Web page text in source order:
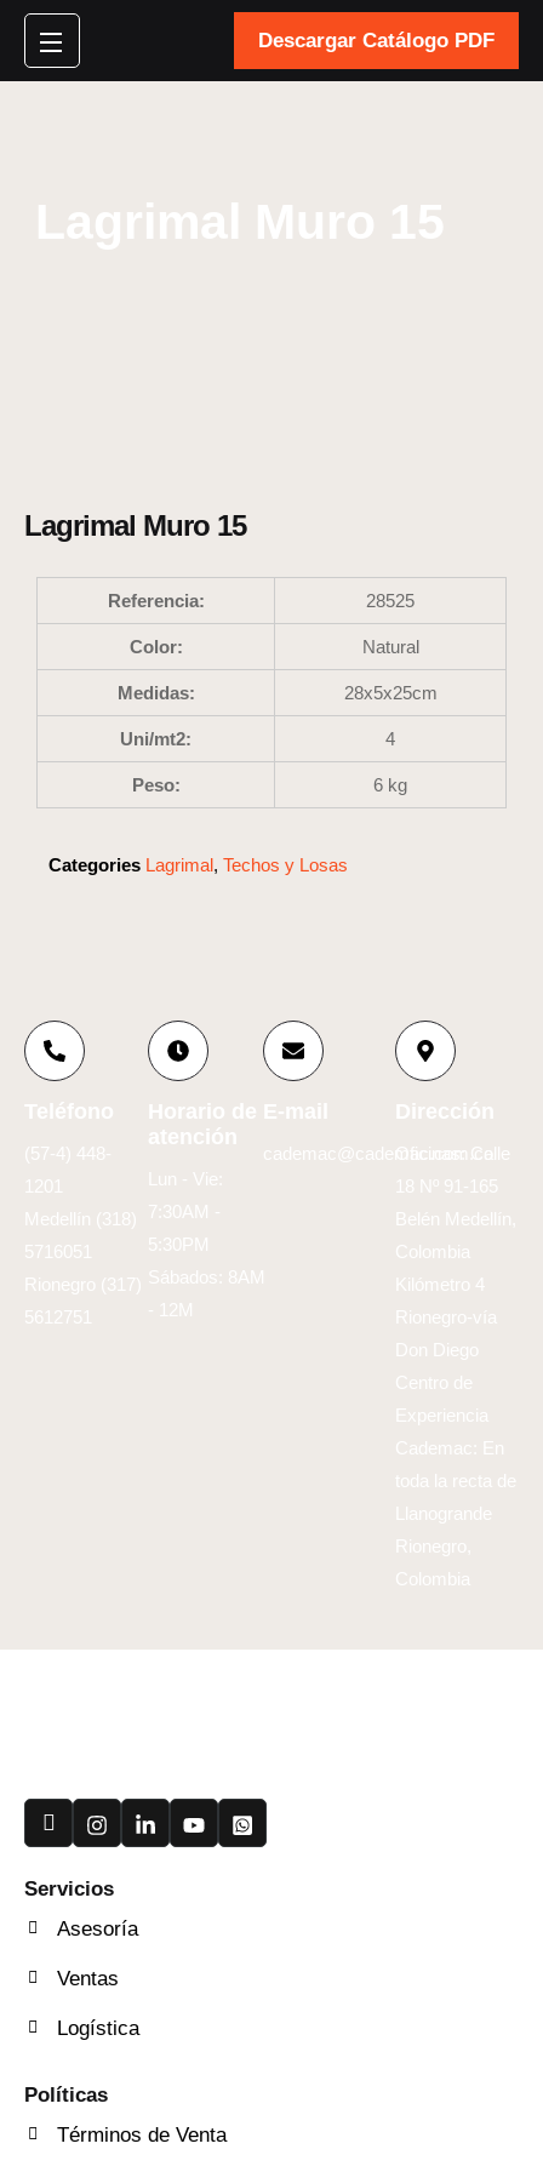
Descargar Catálogo PDF
Lagrimal Muro 15
Lagrimal Muro 15
Referencia: 28525
Color: Natural
Medidas: 28x5x25cm
Uni/mt2: 4
Peso: 6 kg
Categories Lagrimal, Techos y Losas
Teléfono
(57-4) 448-
1201
Medellín (318)
5716051
Rionegro (317)
5612751
Horario de
atención
Lun - Vie:
7:30AM -
5:30PM
Sábados: 8AM
- 12M
E-mail
cademac@cademac.com.co
Dirección
Oficinas: Calle
18 Nº 91-165
Belén Medellín,
Colombia
Kilómetro 4
Rionegro-vía
Don Diego
Centro de
Experiencia
Cademac: En
toda la recta de
Llanogrande
Rionegro,
Colombia
Servicios
Asesoría
Ventas
Logística
Políticas
Términos de Venta